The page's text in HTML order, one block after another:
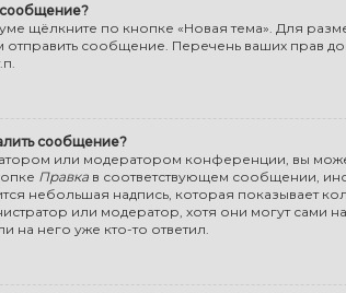
сообщение?
щёлкните по кнопке «Новая тема». Для
отправить сообщение. Перечень ваших прав
сообщение?
или модератором конференции, вы
Правка в соответствующем сообщении,
небольшая надпись, которая показывает
или модератор, хотя они могут сами
на него уже кто-то ответил.